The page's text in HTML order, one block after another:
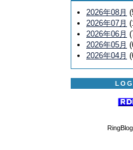
2026年08月
2026年07月
2026年06月
2026年05月
2026年04月